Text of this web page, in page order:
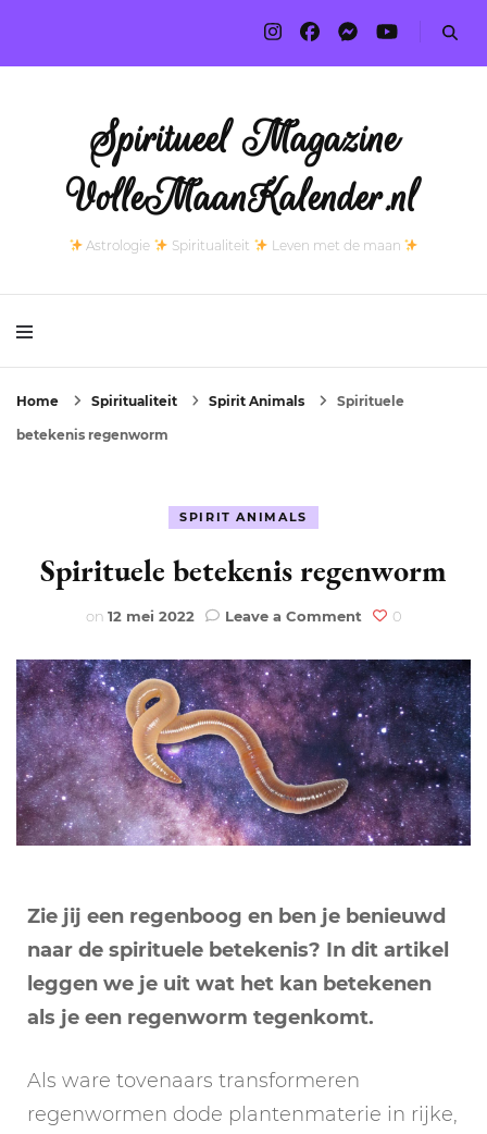
Spiritueel Magazine
VolleMaanKalender.nl
Astrologie Spiritualiteit Leven met de maan
Home Spiritualiteit Spirit Animals Spirituele
betekenis regenworm
SPIRIT ANIMALS
Spirituele betekenis regenworm
on 12 mei 2022 Leave a Commenton
betekenis
regenworm
0
Zie jij een regenboog en ben je benieuwd
naar de spirituele betekenis? In dit artikel
leggen we je uit wat het kan betekenen
als je een regenworm tegenkomt.
Als ware tovenaars transformeren
regenwormen dode plantenmaterie in rijke,